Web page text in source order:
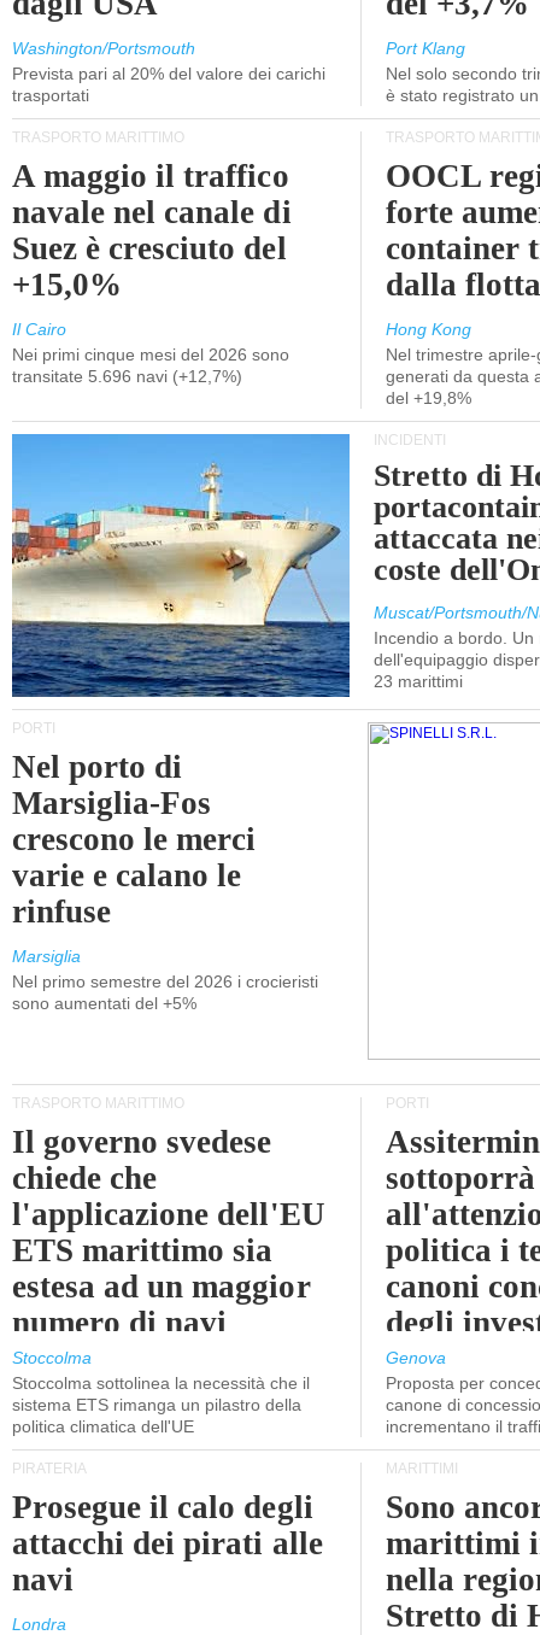
Washington/Portsmouth
Prevista pari al 20% del valore dei carichi
trasportati
Port Klang
Nel solo secondo
è stato registrato
TRASPORTO MARITTIMO
A maggio il traffico
navale nel canale di
Suez è cresciuto del
+15,0%
Il Cairo
Nei primi cinque mesi del 2026 sono
transitate 5.696 navi (+12,7%)
TRASPORTO
OOCL
forte
container
dalla
Hong Kong
Nel trimestre
generati da questa
del +19,8%
INCIDENTI
Stretto di
attaccata
coste
Muscat/Portsmouth/
Incendio a bordo. Un
dell'equipaggio
23 marittimi
PORTI
Nel porto di
Marsiglia-Fos
crescono le merci
varie e calano le
rinfuse
Marsiglia
Nel primo semestre del 2026 i crocieristi
sono aumentati del +5%
TRASPORTO MARITTIMO
Il governo svedese
chiede che
l'applicazione dell'EU
ETS marittimo sia
estesa ad un maggior
numero di navi
Stoccolma
Stoccolma sottolinea la necessità che il
sistema ETS rimanga un pilastro della
politica climatica dell'UE
PORTI
sottoporrà
politica i
canoni
degli
Genova
Proposta per
canone di
incrementano il
PIRATERIA
Prosegue il calo degli
attacchi dei pirati alle
navi
Londra
MARITTIMI
Sono
marittimi
nella
Stretto di